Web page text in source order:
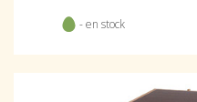
- en stock